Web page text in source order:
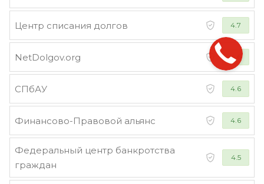
Центр списания долгов 4.7
NetDolgov.org 4.6
СПбАУ 4.6
Финансово-Правовой альянс 4.6
Федеральный центр банкротства
граждан
4.5